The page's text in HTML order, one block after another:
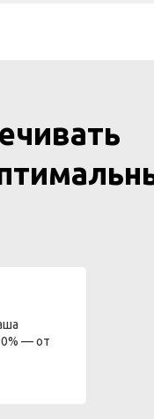
— от